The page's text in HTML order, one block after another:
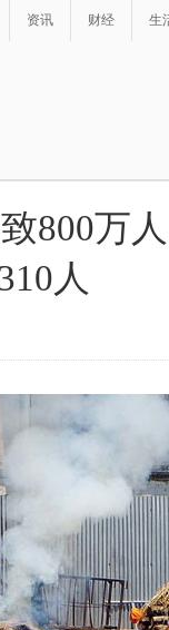
资讯 财经 生
800万
人